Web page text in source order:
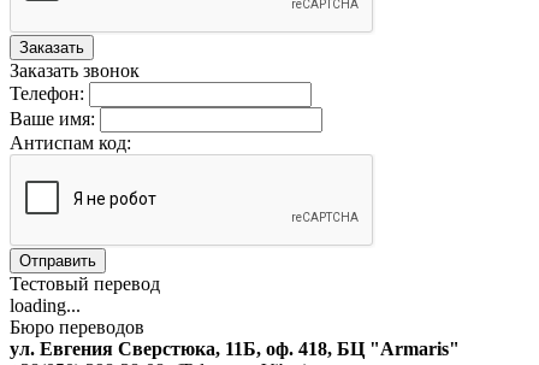
Заказать
Заказать звонок
Телефон:
Ваше имя:
Антиспам код:
Отправить
Тестовый перевод
loading...
Бюро переводов
ул. Евгения Сверстюка, 11Б, оф. 418, БЦ "Armaris"